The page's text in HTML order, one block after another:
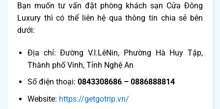
Bạn muốn tư vấn đặt phòng khách sạn Cửa Đông
Luxury thì có thể liên hệ qua thông tin chia sẻ bên
dưới:
Địa chỉ: Đường V.I.LêNin, Phường Hà Huy Tập,
Thành phố Vinh, Tỉnh Nghệ An
Số điện thoại: 0843308686 – 0886888814
Website: https://getgotrip.vn/